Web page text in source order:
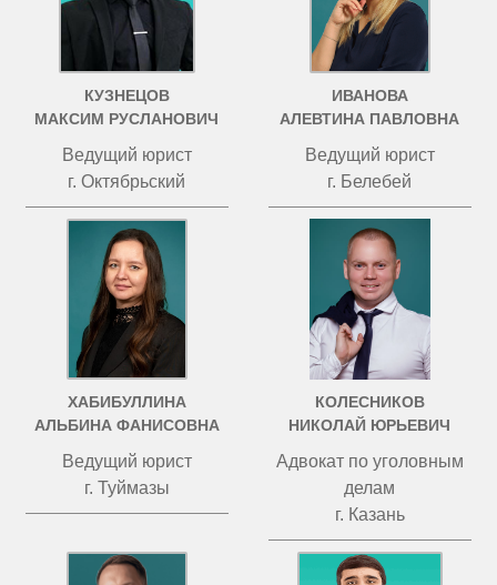
КУЗНЕЦОВ
МАКСИМ РУСЛАНОВИЧ
Ведущий юрист
г. Октябрьский
ИВАНОВА
АЛЕВТИНА ПАВЛОВНА
Ведущий юрист
г. Белебей
ХАБИБУЛЛИНА
АЛЬБИНА ФАНИСОВНА
Ведущий юрист
г. Туймазы
КОЛЕСНИКОВ
НИКОЛАЙ ЮРЬЕВИЧ
Адвокат по уголовным
делам
г. Казань